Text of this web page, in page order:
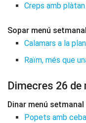
Creps amb
Sopar menú setmanal
Calamars a la
Raïm, més que
Dimecres 26 de
Dinar menú
Popets amb ceba